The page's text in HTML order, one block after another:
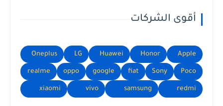
أقوى الشركات
Apple
Honor
Huawei
LG
Oneplus
Poco
Sony
fiat
google
oppo
realme
redmi
samsung
vivo
xiaomi